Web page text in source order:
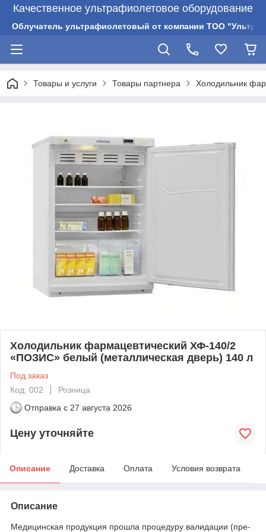
Качественное ультрафиолетовое оборудование
Облучатель ультрафиолетовый от компании ТОО
Товары и услуги Товары партнера Холодильник
Холодильник фармацевтический ХФ-140/2
«ПОЗИС» белый (металлическая дверь) 140 л
Под заказ
Код: 002
Розница
Отправка с 27 августа 2026
Цену уточняйте
Описание Доставка Оплата Условия возврата
Описание
Медицинская продукция прошла процедуру валидации (пре-